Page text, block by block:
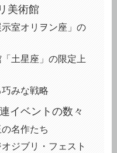
美術館
室オリヲン座」の
土星座」の限定上
みな戦略
イベントの数々
名作たち
ジブリ・フェスト